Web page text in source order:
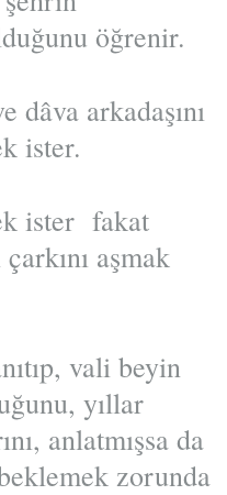
öğrenir.
dâva arkadaşını
ister.
ister fakat
aşmak
vali beyin
yıllar
anlatmışsa da
zorunda